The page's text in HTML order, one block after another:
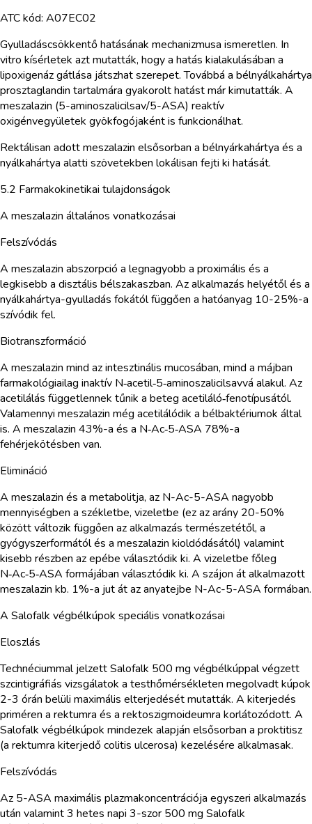
ATC kód: A07EC02
Gyulladáscsökkentő hatásának mechanizmusa ismeretlen. In
vitro kísérletek azt mutatták, hogy a hatás kialakulásában a
lipoxigenáz gátlása játszhat szerepet. Továbbá a bélnyálkahártya
prosztaglandin tartalmára gyakorolt hatást már kimutatták. A
meszalazin (5-aminoszalicilsav/5-ASA) reaktív
oxigénvegyületek gyökfogójaként is funkcionálhat.
Rektálisan adott meszalazin elsősorban a bélnyárkahártya és a
nyálkahártya alatti szövetekben lokálisan fejti ki hatását.
5.2 Farmakokinetikai tulajdonságok
A meszalazin általános vonatkozásai
Felszívódás
A meszalazin abszorpció a legnagyobb a proximális és a
legkisebb a disztális bélszakaszban. Az alkalmazás helyétől és a
nyálkahártya-gyulladás fokától függően a hatóanyag 10-25%-a
szívódik fel.
Biotranszformáció
A meszalazin mind az intesztinális mucosában, mind a májban
farmakológiailag inaktív N‑acetil‑5‑aminoszalicilsavvá alakul. Az
acetilálás függetlennek tűnik a beteg acetiláló‑fenotípusától.
Valamennyi meszalazin még acetilálódik a bélbaktériumok által
is. A meszalazin 43%-a és a N‑Ac‑5‑ASA 78%-a
fehérjekötésben van.
Elimináció
A meszalazin és a metabolitja, az N-Ac-5-ASA nagyobb
mennyiségben a székletbe, vizeletbe (ez az arány 20-50%
között változik függően az alkalmazás természetétől, a
gyógyszerformától és a meszalazin kioldódásától) valamint
kisebb részben az epébe választódik ki. A vizeletbe főleg
N‑Ac‑5‑ASA formájában választódik ki. A szájon át alkalmazott
meszalazin kb. 1%-a jut át az anyatejbe N-Ac-5-ASA formában.
A Salofalk végbélkúpok speciális vonatkozásai
Eloszlás
Technéciummal jelzett Salofalk 500 mg végbélkúppal végzett
szcintigráfiás vizsgálatok a testhőmérsékleten megolvadt kúpok
2-3 órán belüli maximális elterjedését mutatták. A kiterjedés
priméren a rektumra és a rektoszigmoideumra korlátozódott. A
Salofalk végbélkúpok mindezek alapján elsősorban a proktitisz
(a rektumra kiterjedő colitis ulcerosa) kezelésére alkalmasak.
Felszívódás
Az 5-ASA maximális plazmakoncentrációja egyszeri alkalmazás
után valamint 3 hetes napi 3-szor 500 mg Salofalk